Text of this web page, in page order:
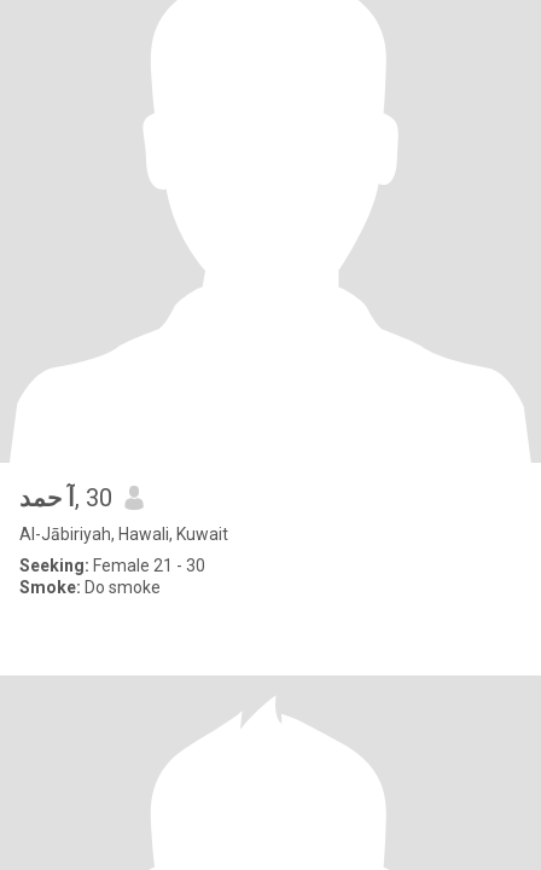
آ حمد , 30
Al-Jābiriyah, Hawali, Kuwait
Seeking: Female 21 - 30
Smoke: Do smoke